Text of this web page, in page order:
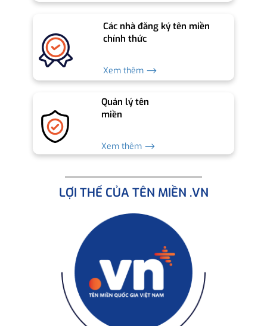
Các nhà đăng ký tên miền
chính thức
Xem thêm ⟶
Quản lý tên
miền
Xem thêm ⟶
LỢI THẾ CỦA TÊN MIỀN .VN